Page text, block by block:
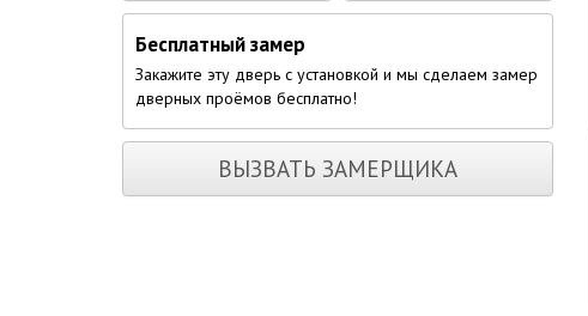
Бесплатный замер
Закажите эту дверь с установкой и мы сделаем замер
дверных проёмов бесплатно!
ВЫЗВАТЬ ЗАМЕРЩИКА